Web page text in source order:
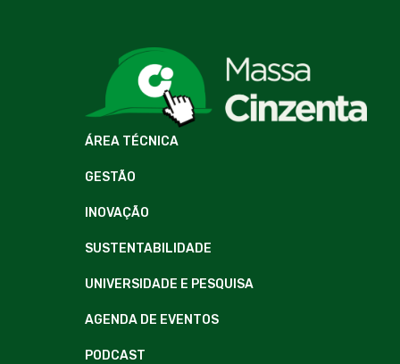
ÁREA TÉCNICA
GESTÃO
INOVAÇÃO
SUSTENTABILIDADE
UNIVERSIDADE E PESQUISA
AGENDA DE EVENTOS
PODCAST